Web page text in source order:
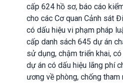
cấp 624 hồ sơ, báo cáo
cho các Cơ quan Cảnh sát
có dấu hiệu vi phạm pháp
cấp danh sách 645 dự án
sử dụng, chậm triển khai,
dự án có dấu hiệu lãng phí
ương về phòng, chống